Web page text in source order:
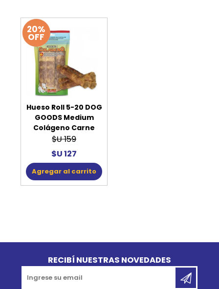
20%
OFF
Hueso Roll 5-20 DOG
GOODS Medium
Colágeno Carne
$U 159
$U 127
Agregar al carrito
RECIBÍ NUESTRAS NOVEDADES